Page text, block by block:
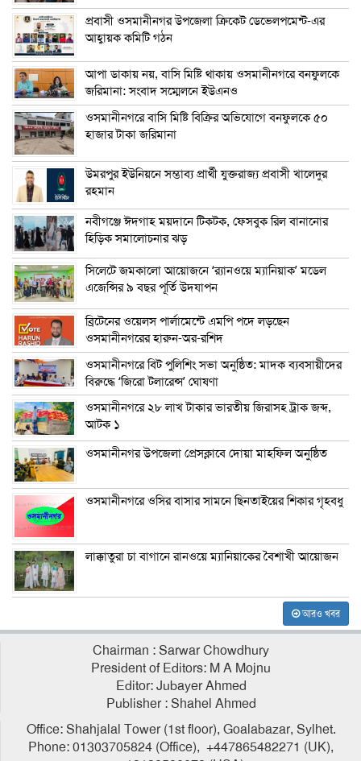
প্রবাসী ওসমানীনগর উপজেলা ক্রিকেট ডেভেলপমেন্ট-এর
আহ্বায়ক কমিটি গঠন
আপা ডাকায় নয়, বাসি মিষ্টি থাকায় ওসমানীনগরে বনফুলকে
জরিমানা: সংবাদ সম্মেলনে ইউএনও
ওসমানীনগরে বাসি মিষ্টি বিক্রির অভিযোগে বনফুলকে ৫০
হাজার টাকা জরিমানা
উমরপুর ইউনিয়নে সম্ভাব্য প্রার্থী যুক্তরাজ্য প্রবাসী খালেদুর
রহমান
নবীগঞ্জে ঈদগাহ ময়দানে টিকটক, ফেসবুক রিল বানানোর
হিড়িক সমালোচনার ঝড়
সিলেটে জমকালো আয়োজনে ‘র‍্যানওয়ে ম্যানিয়াক’ মডেল
এজেন্সির ৯ বছর পূর্তি উদযাপন
ব্রিটেনের ওয়েলস পার্লামেন্টে এমপি পদে লড়ছেন
ওসমানীনগরের হারুন-অর-রশিদ
ওসমানীনগরে বিট পুলিশিং সভা অনুষ্ঠিত: মাদক ব্যবসায়ীদের
বিরুদ্ধে ‘জিরো টলারেন্স’ ঘোষণা
ওসমানীনগরে ২৮ লাখ টাকার ভারতীয় জিরাসহ ট্রাক জব্দ,
আটক ১
ওসমানীনগর উপজেলা প্রেসক্লাবে দোয়া মাহফিল অনুষ্ঠিত
ওসমানীনগরে ওসির বাসার সামনে ছিনতাইয়ের শিকার গৃহবধু
লাক্কাতুরা চা বাগানে রানওয়ে ম্যানিয়াকের বৈশাখী আয়োজন
আরও খবর
Chairman : Sarwar Chowdhury
President of Editors: M A Mojnu
Editor: Jubayer Ahmed
Publisher : Shahel Ahmed
Office: Shahjalal Tower (1st floor), Goalabazar, Sylhet.
Phone: 01303705824 (Office), +447865482271 (UK),